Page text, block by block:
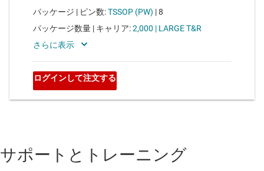
サポートとトレーニング